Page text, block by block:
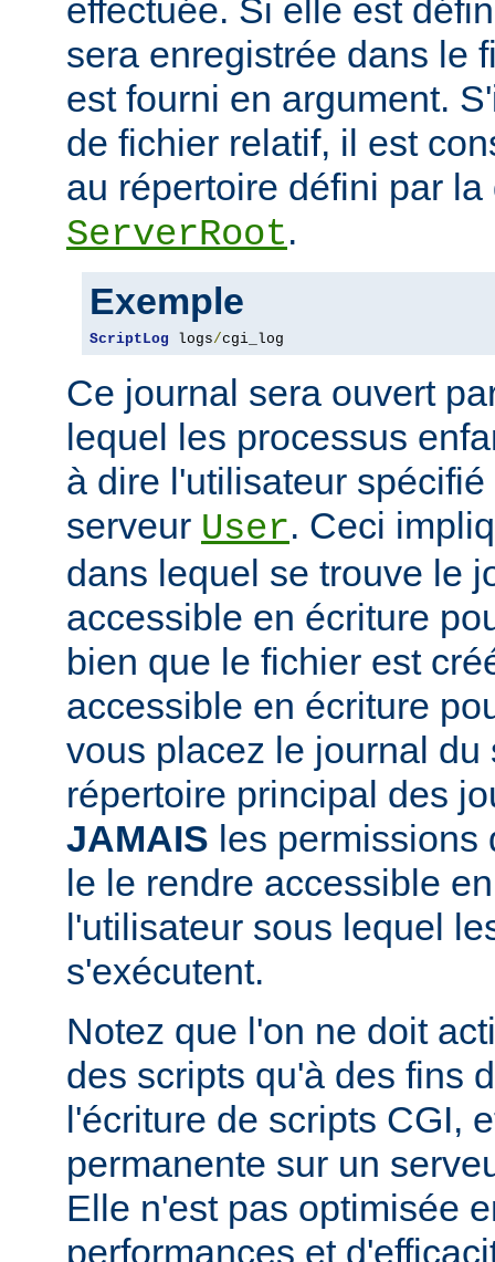
effectuée. Si elle est
sera enregistrée dans le
est fourni en argument.
de fichier relatif, il est
au répertoire défini par la
ServerRoot.
Exemple
ScriptLog logs/cgi_log
Ce journal sera ouvert
lequel les processus
à dire l'utilisateur
serveur User. Ceci
dans lequel se trouve le
accessible en écriture
bien que le fichier est
accessible en écriture
vous placez le journal du
répertoire principal des
JAMAIS les permissions
le le rendre accessible
l'utilisateur sous lequel
s'exécutent.
Notez que l'on ne doit
des scripts qu'à des fins
l'écriture de scripts CGI,
permanente sur un
Elle n'est pas optimisée
performances et